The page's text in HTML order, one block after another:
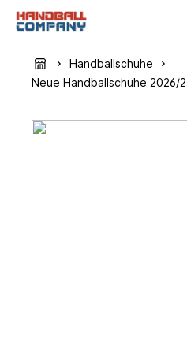
Handballschuhe
Neue Handballschuhe 2026/